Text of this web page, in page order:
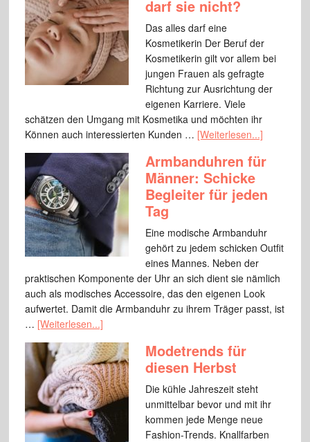
darf sie nicht?
Das alles darf eine
Kosmetikerin Der Beruf der
Kosmetikerin gilt vor allem bei
jungen Frauen als gefragte
Richtung zur Ausrichtung der
eigenen Karriere. Viele
schätzen den Umgang mit Kosmetika und möchten ihr
Können auch interessierten Kunden … [Weiterlesen...]
Armbanduhren für
Männer: Schicke
Begleiter für jeden
Tag
Eine modische Armbanduhr
gehört zu jedem schicken Outfit
eines Mannes. Neben der
praktischen Komponente der Uhr an sich dient sie nämlich
auch als modisches Accessoire, das den eigenen Look
aufwertet. Damit die Armbanduhr zu ihrem Träger passt, ist
… [Weiterlesen...]
Modetrends für
diesen Herbst
Die kühle Jahreszeit steht
unmittelbar bevor und mit ihr
kommen jede Menge neue
Fashion-Trends. Knallfarben